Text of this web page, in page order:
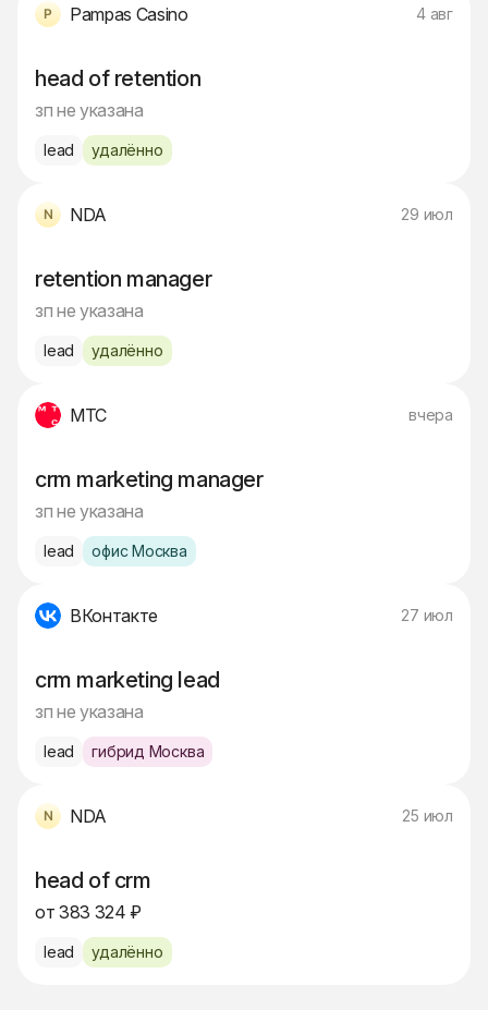
Pampas Casino 4 авг
head of retention
зп не указана
lead удалённо
NDA 29 июл
retention manager
зп не указана
lead удалённо
МТС вчера
crm marketing manager
зп не указана
lead офис Москва
ВКонтакте 27 июл
crm marketing lead
зп не указана
lead гибрид Москва
NDA 25 июл
head of crm
от 383 324 ₽
lead удалённо